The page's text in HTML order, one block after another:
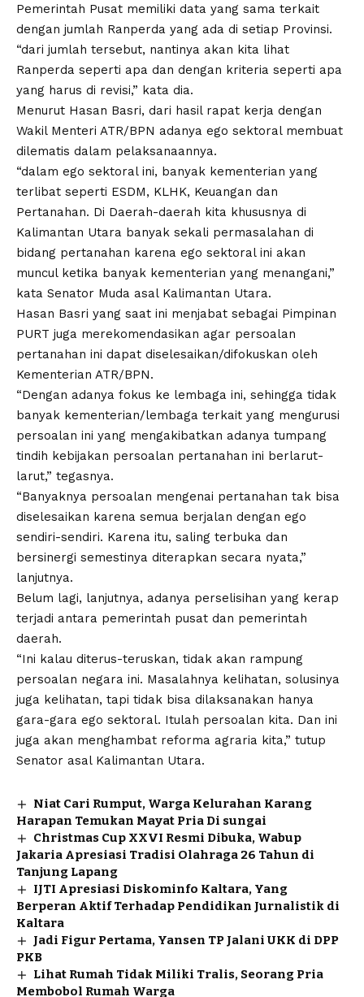
Pemerintah Pusat memiliki data yang sama terkait
dengan jumlah Ranperda yang ada di setiap Provinsi.
“dari jumlah tersebut, nantinya akan kita lihat
Ranperda seperti apa dan dengan kriteria seperti apa
yang harus di revisi,” kata dia.
Menurut Hasan Basri, dari hasil rapat kerja dengan
Wakil Menteri ATR/BPN adanya ego sektoral membuat
dilematis dalam pelaksanaannya.
“dalam ego sektoral ini, banyak kementerian yang
terlibat seperti ESDM, KLHK, Keuangan dan
Pertanahan. Di Daerah-daerah kita khususnya di
Kalimantan Utara banyak sekali permasalahan di
bidang pertanahan karena ego sektoral ini akan
muncul ketika banyak kementerian yang menangani,”
kata Senator Muda asal Kalimantan Utara.
Hasan Basri yang saat ini menjabat sebagai Pimpinan
PURT juga merekomendasikan agar persoalan
pertanahan ini dapat diselesaikan/difokuskan oleh
Kementerian ATR/BPN.
“Dengan adanya fokus ke lembaga ini, sehingga tidak
banyak kementerian/lembaga terkait yang mengurusi
persoalan ini yang mengakibatkan adanya tumpang
tindih kebijakan persoalan pertanahan ini berlarut-
larut,” tegasnya.
“Banyaknya persoalan mengenai pertanahan tak bisa
diselesaikan karena semua berjalan dengan ego
sendiri-sendiri. Karena itu, saling terbuka dan
bersinergi semestinya diterapkan secara nyata,”
lanjutnya.
Belum lagi, lanjutnya, adanya perselisihan yang kerap
terjadi antara pemerintah pusat dan pemerintah
daerah.
“Ini kalau diterus-teruskan, tidak akan rampung
persoalan negara ini. Masalahnya kelihatan, solusinya
juga kelihatan, tapi tidak bisa dilaksanakan hanya
gara-gara ego sektoral. Itulah persoalan kita. Dan ini
juga akan menghambat reforma agraria kita,” tutup
Senator asal Kalimantan Utara.
Niat Cari Rumput, Warga Kelurahan Karang
Harapan Temukan Mayat Pria Di sungai
Christmas Cup XXVI Resmi Dibuka, Wabup
Jakaria Apresiasi Tradisi Olahraga 26 Tahun di
Tanjung Lapang
IJTI Apresiasi Diskominfo Kaltara, Yang
Berperan Aktif Terhadap Pendidikan Jurnalistik di
Kaltara
Jadi Figur Pertama, Yansen TP Jalani UKK di DPP
PKB
Lihat Rumah Tidak Miliki Tralis, Seorang Pria
Membobol Rumah Warga